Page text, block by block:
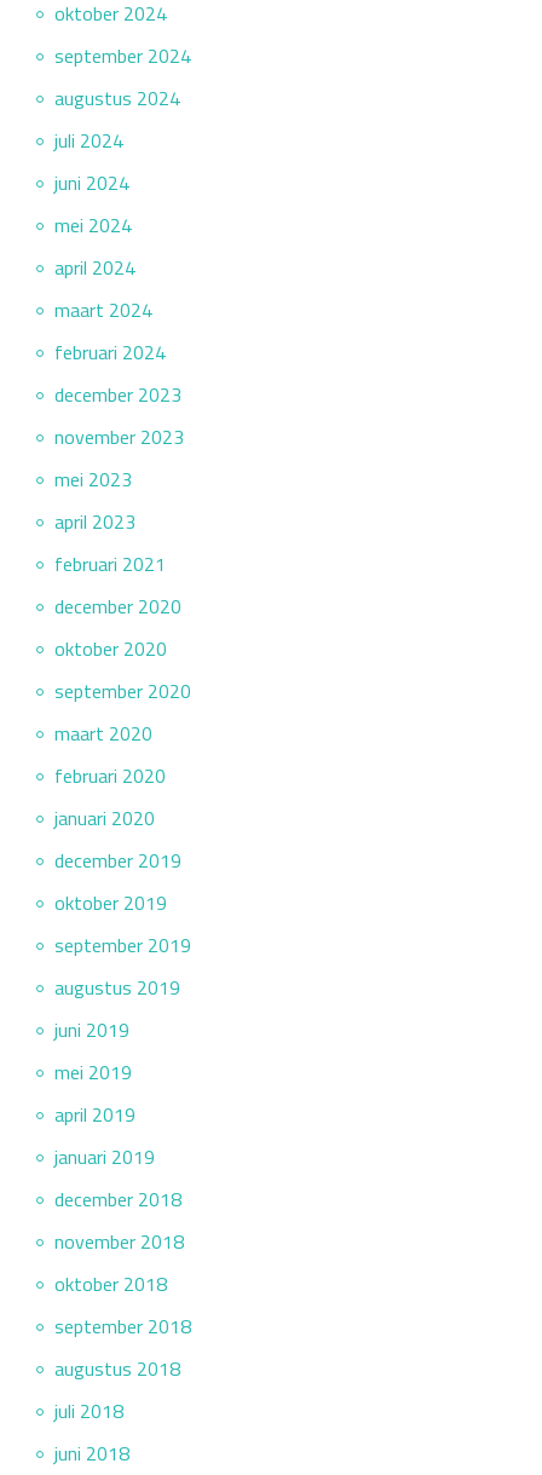
oktober 2024
september 2024
augustus 2024
juli 2024
juni 2024
mei 2024
april 2024
maart 2024
februari 2024
december 2023
november 2023
mei 2023
april 2023
februari 2021
december 2020
oktober 2020
september 2020
maart 2020
februari 2020
januari 2020
december 2019
oktober 2019
september 2019
augustus 2019
juni 2019
mei 2019
april 2019
januari 2019
december 2018
november 2018
oktober 2018
september 2018
augustus 2018
juli 2018
juni 2018